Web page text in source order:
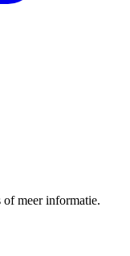
of meer informatie.